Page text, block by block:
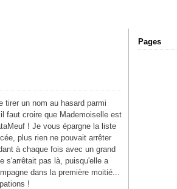
tirer un nom au hasard parmi
faut croire que Mademoiselle est
! Je vous épargne la liste
plus rien ne pouvait arrêter
à chaque fois avec un grand
s'arrêtait pas là, puisqu'elle a
dans la première moitié...
!
Pages